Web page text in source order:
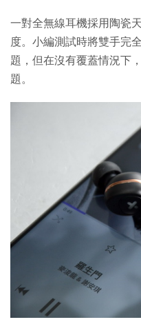
一對全無線耳機採用陶瓷
度。小編測試時將雙手完
題，但在沒有覆蓋情況下
題。